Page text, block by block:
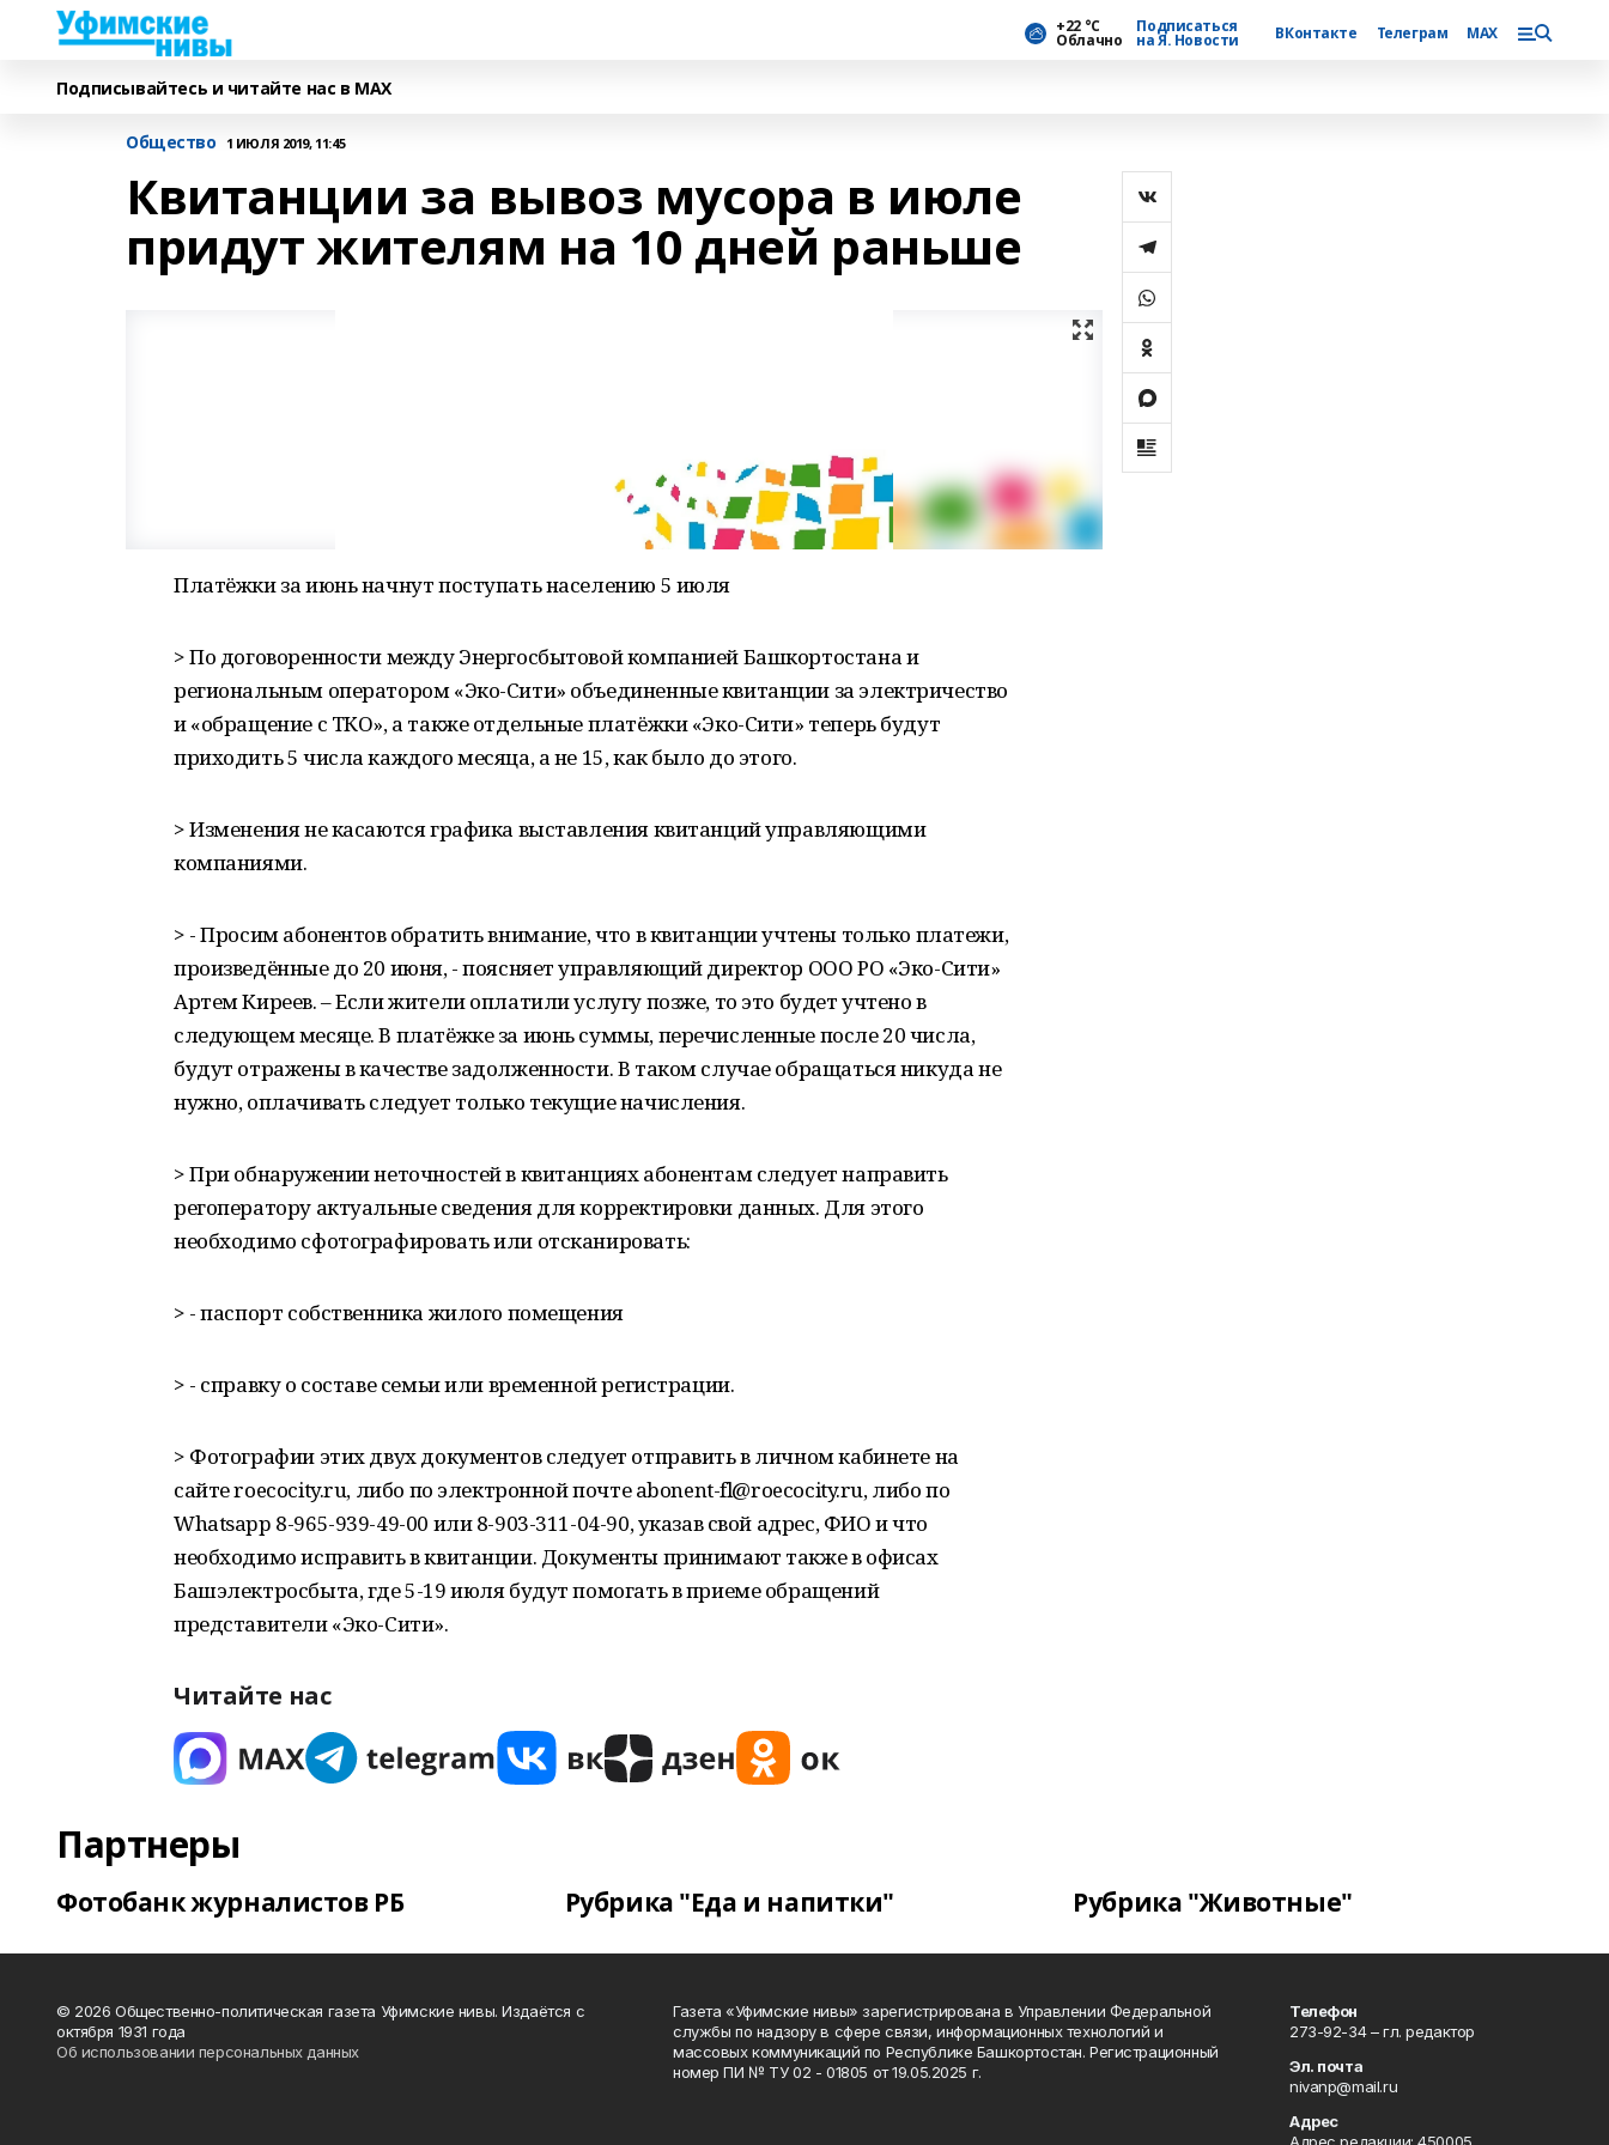
+22 °С
Облачно
Подписаться
на Я. Новости ВКонтакте Телеграм MAX
Подписывайтесь и читайте нас в MAX
Общество 1 ИЮЛЯ 2019, 11:45
Квитанции за вывоз мусора в июле
придут жителям на 10 дней раньше
Платёжки за июнь начнут поступать населению 5 июля
> По договоренности между Энергосбытовой компанией Башкортостана и
региональным оператором «Эко-Сити» объединенные квитанции за электричество
и «обращение с ТКО», а также отдельные платёжки «Эко-Сити» теперь будут
приходить 5 числа каждого месяца, а не 15, как было до этого.
> Изменения не касаются графика выставления квитанций управляющими
компаниями.
> - Просим абонентов обратить внимание, что в квитанции учтены только платежи,
произведённые до 20 июня, - поясняет управляющий директор ООО РО «Эко-Сити»
Артем Киреев. – Если жители оплатили услугу позже, то это будет учтено в
следующем месяце. В платёжке за июнь суммы, перечисленные после 20 числа,
будут отражены в качестве задолженности. В таком случае обращаться никуда не
нужно, оплачивать следует только текущие начисления.
> При обнаружении неточностей в квитанциях абонентам следует направить
регоператору актуальные сведения для корректировки данных. Для этого
необходимо сфотографировать или отсканировать:
> - паспорт собственника жилого помещения
> - справку о составе семьи или временной регистрации.
> Фотографии этих двух документов следует отправить в личном кабинете на
сайте roecocity.ru, либо по электронной почте abonent-fl@roecocity.ru, либо по
Whatsapp 8-965-939-49-00 или 8-903-311-04-90, указав свой адрес, ФИО и что
необходимо исправить в квитанции. Документы принимают также в офисах
Башэлектросбыта, где 5-19 июля будут помогать в приеме обращений
представители «Эко-Сити».
Читайте нас
Партнеры
Фотобанк журналистов РБ Рубрика "Еда и напитки" Рубрика "Животные"
© 2026 Общественно-политическая газета Уфимские нивы. Издаётся с
октября 1931 года
Об использовании персональных данных
Газета «Уфимские нивы» зарегистрирована в Управлении Федеральной
службы по надзору в сфере связи, информационных технологий и
массовых коммуникаций по Республике Башкортостан. Регистрационный
номер ПИ № ТУ 02 - 01805 от 19.05.2025 г.
Телефон
273-92-34 – гл. редактор
Эл. почта
nivanp@mail.ru
Адрес